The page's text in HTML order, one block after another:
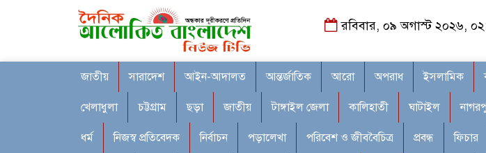
রবিবার, ০৯ অগাস্ট ২০২৬,
জাতীয় সারাদেশ আইন-আদালত আন্তর্জাতিক আরো অপরাধ ইসলামিক
খেলাধুলা চট্টগ্রাম ছড়া জাতীয় টাঙ্গাইল জেলা কালিহাতী ঘাটাইল
ধর্ম নিজস্ব প্রতিবেদক নির্বাচন পড়ালেখা পরিবেশ ও জীববৈচিত্র প্রবন্ধ ফিচার